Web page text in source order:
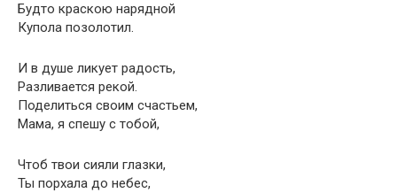
Будто краскою нарядной
Купола позолотил.
И в душе ликует радость,
Разливается рекой.
Поделиться своим счастьем,
Мама, я спешу с тобой,
Чтоб твои сияли глазки,
Ты порхала до небес,